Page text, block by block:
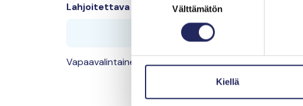
Välttämätön
Kiellä
Lahjoitettava summma
Vapaavalintainen summa välillä 5 000 – 9 999 €.